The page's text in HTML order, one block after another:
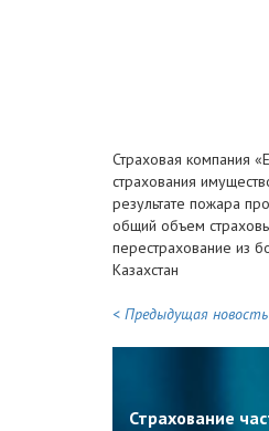
Страховая компания
страхования
результате пожара
общий объем
перестрахование из
Казахстан
< Предыдущая новость
Страхование